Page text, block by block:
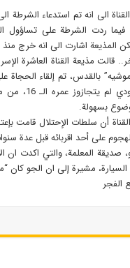
الى انه تم استدعاء
فيما ردت الشرطة على تساؤول
المذيعة اشارت الى انه خرج منذ
قالت مذيعة القناة العاشرة
بالقدس، تم إلقاء الحجاة
قبل شاب
بسهولة.
أن سلطات الإحتلال قامت
على أحد اقربائه قبل عدة
صديقة المعلمة، والتي اكدت ان
مشيرة إلى ان الجو كان
الفجر